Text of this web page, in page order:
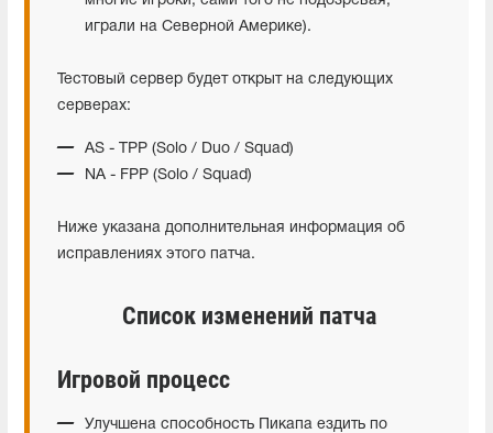
играли на Северной Америке).
Тестовый сервер будет открыт на следующих
серверах:
AS - TPP (Solo / Duo / Squad)
NA - FPP (Solo / Squad)
Ниже указана дополнительная информация об
исправлениях этого патча.
Список изменений патча
Игровой процесс
Улучшена способность Пикапа ездить по